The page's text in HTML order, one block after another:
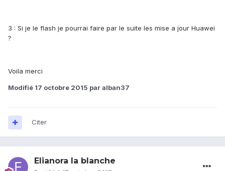
3 : Si je le flash je pourrai faire par le suite les mise a jour Huawei
?
Voila merci
Modifié 17 octobre 2015 par alban37
Citer
Elianora la blanche